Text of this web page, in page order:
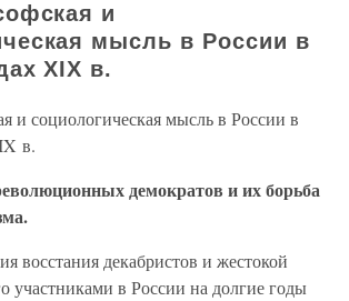
и
мысль в России в
XIX в.
и социологическая мысль в России в
в.
демократов и их борьба
восстания декабристов и жестокой
участниками в России на долгие годы